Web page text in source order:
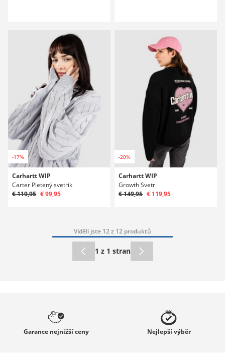
-17%
Carhartt WIP
Carter Pletený svetrík
€ 119,95 € 99,95
-20%
Carhartt WIP
Growth Svetr
€ 149,95 € 119,95
Viděli jste 12 z 12 produktů
1 z 1 stran
Garance nejnižší ceny Nejlepšívýběr